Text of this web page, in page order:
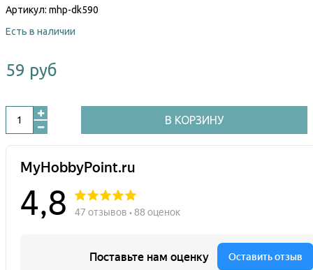
Артикул: mhp-dk590
Есть в наличии
59 руб
В КОРЗИНУ